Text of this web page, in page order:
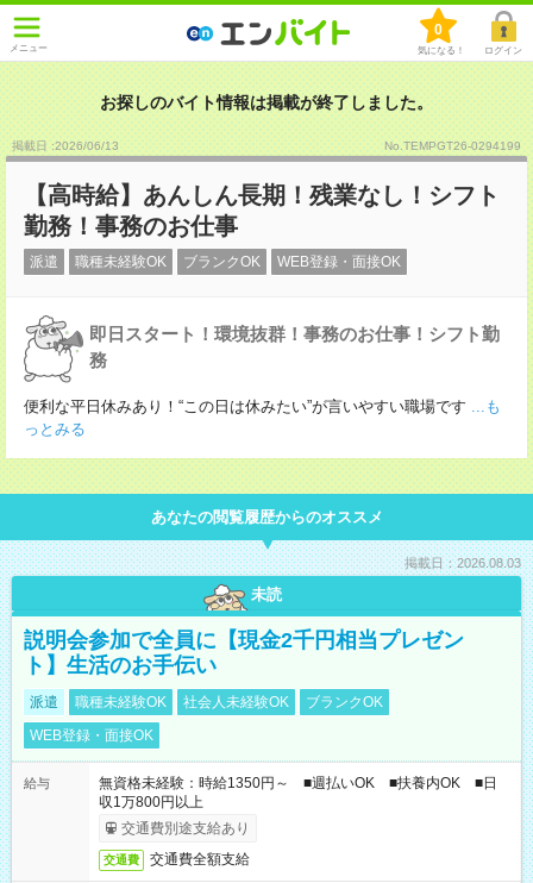
メニュー
0
気になる！ ログイン
お探しのバイト情報は掲載が終了しました。
掲載日 :2026/06/13 No.TEMPGT26-0294199
【高時給】あんしん長期！残業なし！シフト
勤務！事務のお仕事
派遣 職種未経験OK ブランクOK WEB登録・面接OK
即日スタート！環境抜群！事務のお仕事！シフト勤
務
便利な平日休みあり！“この日は休みたい”が言いやすい職場です ...も
っとみる
あなたの閲覧履歴からのオススメ
掲載日：2026.08.03
未読
説明会参加で全員に【現金2千円相当プレゼン
ト】生活のお手伝い
派遣 職種未経験OK 社会人未経験OK
ブランクOK
WEB登録・面接OK
給与
無資格未経験：時給1350円～ ■週払いOK ■扶養内OK ■日
収1万800円以上
交通費別途支給あり
交通費 交通費全額支給